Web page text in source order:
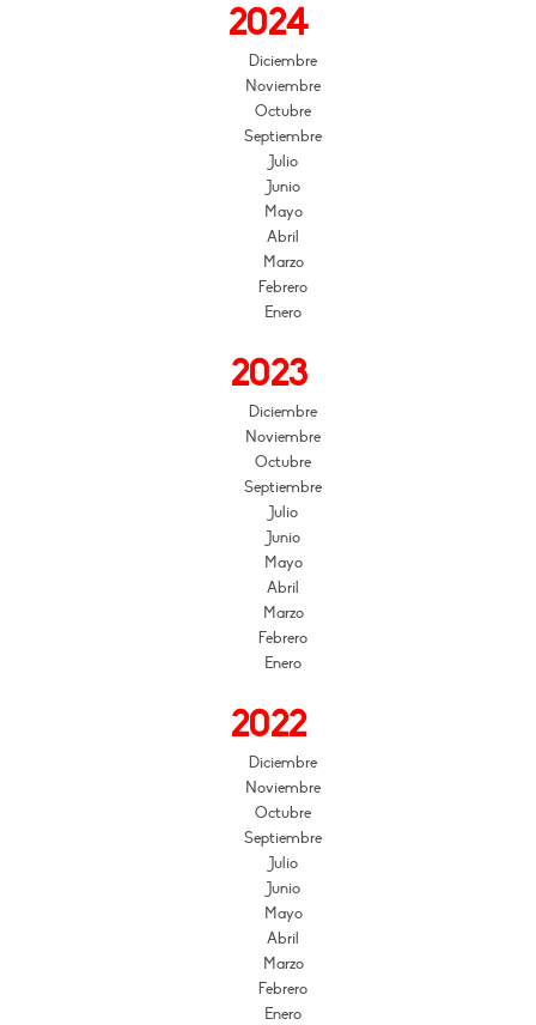
2024
Diciembre
Noviembre
Octubre
Septiembre
Julio
Junio
Mayo
Abril
Marzo
Febrero
Enero
2023
Diciembre
Noviembre
Octubre
Septiembre
Julio
Junio
Mayo
Abril
Marzo
Febrero
Enero
2022
Diciembre
Noviembre
Octubre
Septiembre
Julio
Junio
Mayo
Abril
Marzo
Febrero
Enero